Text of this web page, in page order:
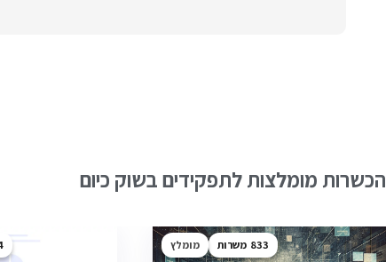
הכשרות מומלצות לתפקידים בשוק כיום
833 מומלץ